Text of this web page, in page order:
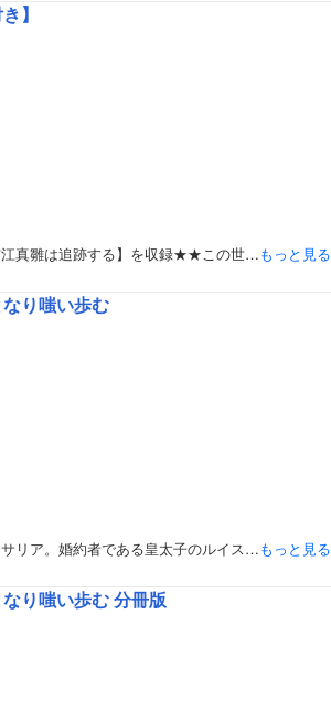
】
真雛は追跡する】を収録★★この世…もっと見る
り嗤い歩む
リア。婚約者である皇太子のルイス…もっと見る
り嗤い歩む 分冊版